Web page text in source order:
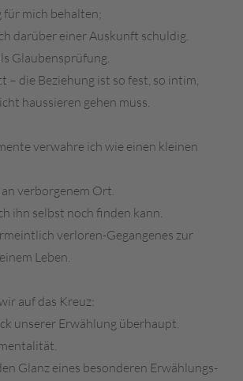
für mich behalten;
darüber einer Auskunft schuldig.
Glaubensprüfung.
– die Beziehung ist so fest, so intim,
haussieren gehen muss.
verwahre ich wie einen kleinen
verborgenem Ort.
ihn selbst noch finden kann.
verloren-Gegangenes zur
Leben.
auf das Kreuz:
unserer Erwählung überhaupt.
Glanz eines besonderen Erwählungs-